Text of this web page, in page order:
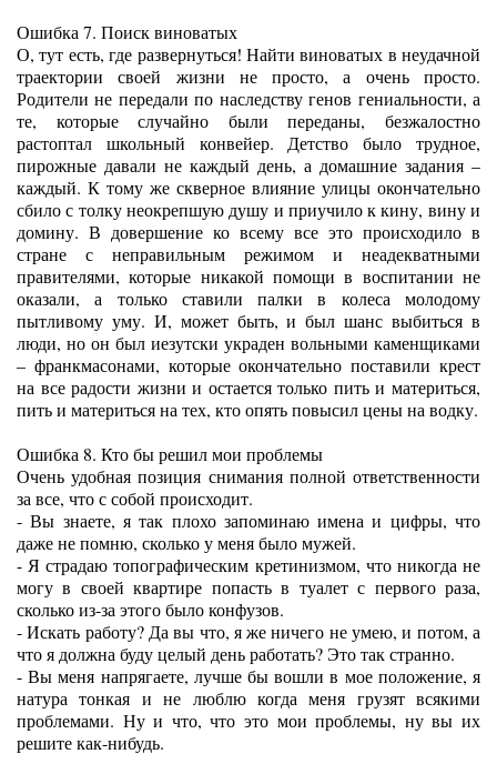
Ошибка 7. Поиск виноватых
О, тут есть, где развернуться! Найти виноватых в неудачной
траектории своей жизни не просто, а очень просто.
Родители не передали по наследству генов гениальности, а
те, которые случайно были переданы, безжалостно
растоптал школьный конвейер. Детство было трудное,
пирожные давали не каждый день, а домашние задания –
каждый. К тому же скверное влияние улицы окончательно
сбило с толку неокрепшую душу и приучило к кину, вину и
домину. В довершение ко всему все это происходило в
стране с неправильным режимом и неадекватными
правителями, которые никакой помощи в воспитании не
оказали, а только ставили палки в колеса молодому
пытливому уму. И, может быть, и был шанс выбиться в
люди, но он был иезутски украден вольными каменщиками
– франкмасонами, которые окончательно поставили крест
на все радости жизни и остается только пить и материться,
пить и материться на тех, кто опять повысил цены на водку.
Ошибка 8. Кто бы решил мои проблемы
Очень удобная позиция снимания полной ответственности
за все, что с собой происходит.
- Вы знаете, я так плохо запоминаю имена и цифры, что
даже не помню, сколько у меня было мужей.
- Я страдаю топографическим кретинизмом, что никогда не
могу в своей квартире попасть в туалет с первого раза,
сколько из-за этого было конфузов.
- Искать работу? Да вы что, я же ничего не умею, и потом, а
что я должна буду целый день работать? Это так странно.
- Вы меня напрягаете, лучше бы вошли в мое положение, я
натура тонкая и не люблю когда меня грузят всякими
проблемами. Ну и что, что это мои проблемы, ну вы их
решите как-нибудь.